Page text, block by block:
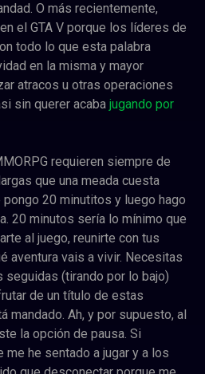
O más recientemente,
el GTA V porque los líderes de
todo lo que esta palabra
en la misma y mayor
atracos u otras operaciones
sin querer acaba jugando por
requieren siempre de
que una meada cuesta
pongo 20 minutitos y luego hago
20 minutos sería lo mínimo que
al juego, reunirte con tus
aventura vais a vivir. Necesitas
seguidas (tirando por lo bajo)
de un título de estas
mandado. Ah, y por supuesto, al
la opción de pausa. Si
he sentado a jugar y a los